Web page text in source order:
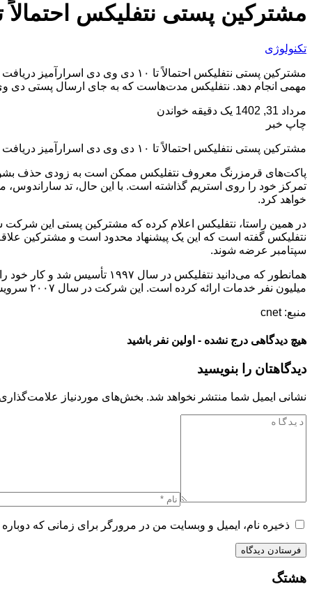
مشترکین پستی نتفلیکس احتمالاً تا ۱۰ دی وی دی اسرارآمیز دریافت
تکنولوژی
مشترکین پستی نتفلیکس احتمالاً
مهمی انجام دهد. نتفلیکس مدت‌هاست که به جای ارسال پستی دی
مرداد 31, 1402
یک دقیقه خواندن
چاپ خبر
مشترکین پستی نتفلیکس احتمالاً تا ۱۰ دی وی دی اسرارآمیز دریافت خواهند کرد
پاکت‌های قرمزرنگ معروف نتفلیکس ممکن است به زودی حذف
خواهد کرد.
سپتامبر عرضه شوند.
میلیون نفر خدمات ارائه کرده است. این شرکت در سال ۲۰۰۷ سرویس استریم خود را راه‌اندازی کرد و در سال ۲۰۱۶، سرویس DVD-by-mail خود را به DVD.com تغییر نام داد.
منبع: cnet
هیچ دیدگاهی درج نشده - اولین نفر باشید
دیدگاهتان را بنویسید
نشانی ایمیل شما منتشر نخواهد شد. بخش‌های موردنیاز
ذخیره نام، ایمیل و وبسایت من در مرورگر برای زمانی که
هشتگ